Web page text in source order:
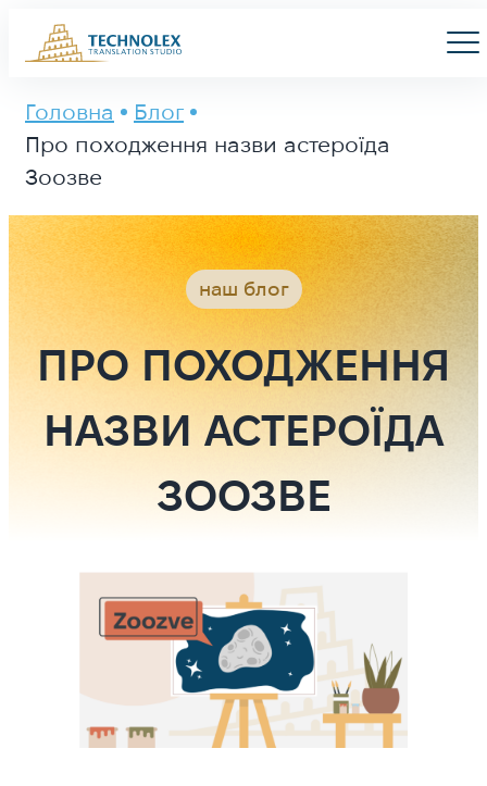
Main Logo
Menu
Головна
Блог
Про походження назви астероїда
Зоозве
наш блог
ПРО ПОХОДЖЕННЯ
НАЗВИ АСТЕРОЇДА
ЗООЗВЕ